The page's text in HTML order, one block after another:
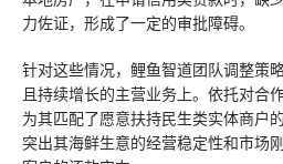
力佐证，形成了一定的审批障碍。
针对这些情况，鲤鱼智道团队调整策
且持续增长的主营业务上。依托对合
为其匹配了愿意扶持民生类实体商户
突出其海鲜生意的经营稳定性和市场